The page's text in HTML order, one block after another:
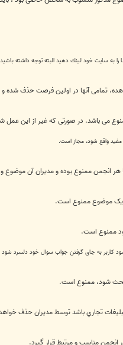
به سايت خود لينك دهيد البته توجه داشته
تمامی آنها در اولین فرصت حذف شده
می باشد. در صورتی که غیر از این
مفید واقع شود، مجاز است.
ممنوع بوده و مدیران آن موضوع و
یک موضوع ممنوع است.
ممنوع است.
کاربر به جای گرفتن جواب سوال خود دلسرد شود
شود، ممنوع است.
تجاري باشد توسط مديران حذف